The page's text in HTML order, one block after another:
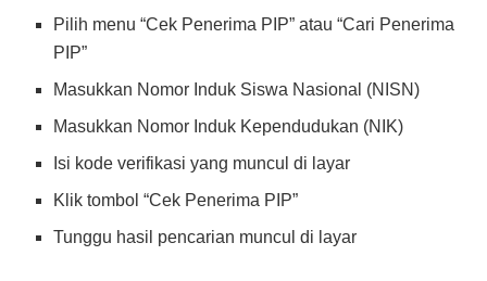
Pilih menu “Cek Penerima PIP” atau “Cari Penerima
PIP”
Masukkan Nomor Induk Siswa Nasional (NISN)
Masukkan Nomor Induk Kependudukan (NIK)
Isi kode verifikasi yang muncul di layar
Klik tombol “Cek Penerima PIP”
Tunggu hasil pencarian muncul di layar